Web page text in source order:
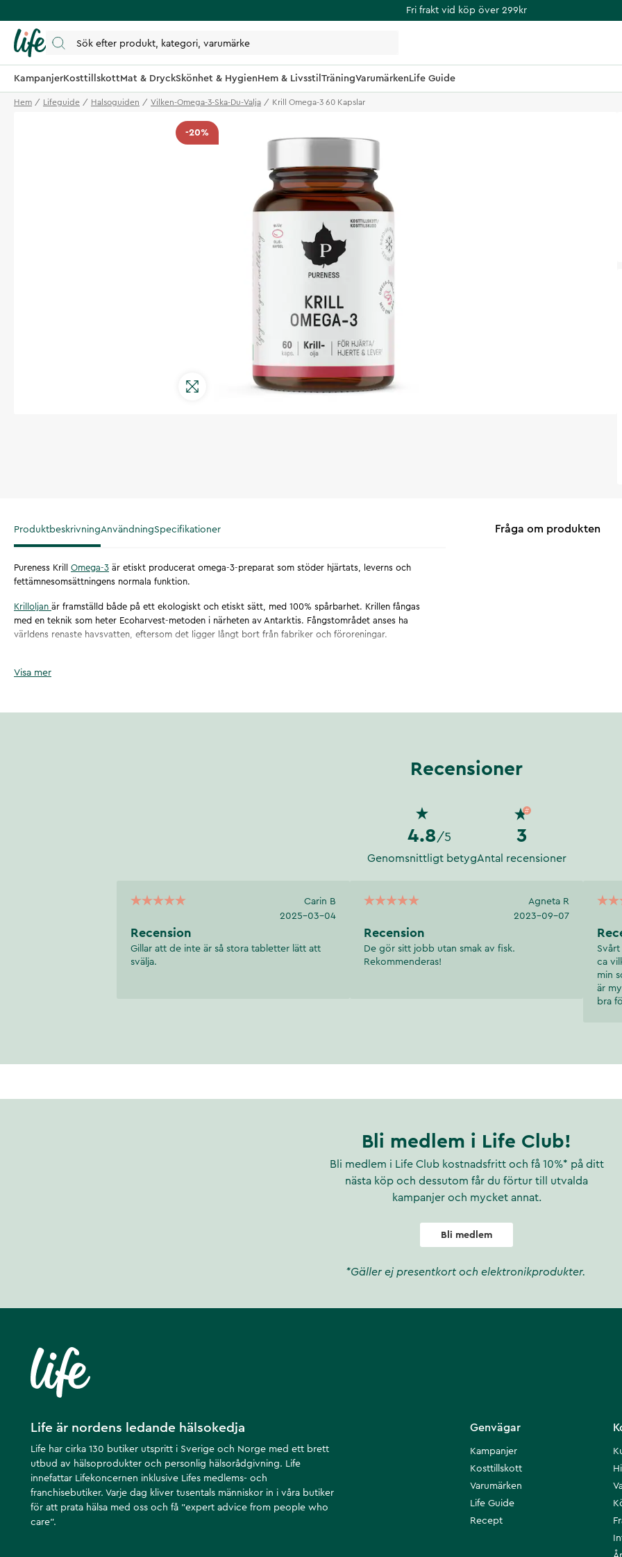
Fri frakt vid köp över 299kr
KampanjerKosttillskottMat & DryckSkönhet & HygienHem & Livsstil TräningVarumärkenLife Guide
Hem Lifeguide Halsoguiden Vilken-Omega-3-Ska-Du-Valja Krill Omega-3 60 Kapslar
-20%
ProduktbeskrivningAnvändningSpecifikationer
Pureness Krill Omega-3 är etiskt producerat omega-3-preparat som stöder hjärtats, leverns och
fettämnesomsättningens normala funktion.
Krilloljan är framställd både på ett ekologiskt och etiskt sätt, med 100% spårbarhet. Krillen fångas
med en teknik som heter Ecoharvest-metoden i närheten av Antarktis. Fångstområdet anses ha
världens renaste havsvatten, eftersom det ligger långt bort från fabriker och föroreningar.
Visa mer
Fråga om produkten
Recensioner
4.8 /5
Genomsnittligt betyg
3
Antal recensioner
Carin B
2025-03-04
Recension
Gillar att de inte är så stora tabletter lätt att
svälja.
Agneta R
2023-09-07
Recension
De gör sitt jobb utan smak av fisk.
Rekommenderas!
ca
min
är
bra
Bli medlem i Life Club!
Bli medlem i Life Club kostnadsfritt och få 10%* på ditt
nästa köp och dessutom får du förtur till utvalda
kampanjer och mycket annat.
Bli medlem
*Gäller ej presentkort och elektronikprodukter.
Life är nordens ledande hälsokedja
Life har cirka 130 butiker utspritt i Sverige och Norge med ett brett
utbud av hälsoprodukter och personlig hälsorådgivning. Life
innefattar Lifekoncernen inklusive Lifes medlems- och
franchisebutiker. Varje dag kliver tusentals människor in i våra butiker
för att prata hälsa med oss och få ”expert advice from people who
care”.
Genvägar
Kampanjer
Kosttillskott
Varumärken
Life Guide
Recept